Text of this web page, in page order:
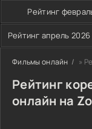
Рейтинг
Рейтинг апрель 2026
Фильмы онлайн »
Рейтинг
онлайн на